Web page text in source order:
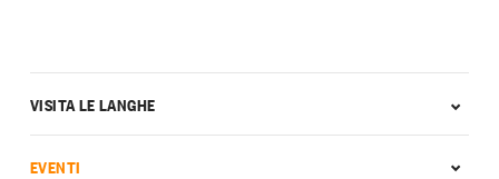
VISITA LE LANGHE
EVENTI